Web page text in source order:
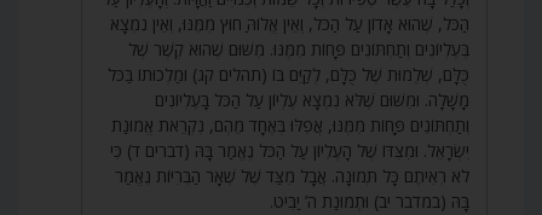
הַכֹּל, שֶׁהוּא אָדוֹן עַל הַכֹּל, וְאֵין אֱלוֹהַּ חוּץ מִמֶּנּוּ, וְאֵין נִמְצָא
בְּעֶלְיוֹנִים וְתַחְתּוֹנִים פָּחוֹת מִמֶּנּוּ. מִשּׁוּם שֶׁהוּא קֶשֶׁר שֶׁל
כֻּלָּם, שְׁלֵמוּת שֶׁל כֻּלָּם, לְקַיֵּם בּוֹ (תהלים קג) וּמַלְכוּתוֹ בַּכֹּל
מָשָׁלָה. וּמִשּׁוּם שֶׁלֹּא נִמְצָא עֶלְיוֹן עַל הַכֹּל בָּעֶלְיוֹנִים
וְתַחְתּוֹנִים פָּחוֹת מִמֶּנּוּ, אֲפִלּוּ בְּאֶחָד מֵהֶם, נִקְרֵאת אֱמוּנַת
יִשְׂרָאֵל. וּמִצִּדּוֹ שֶׁל הָעֶלְיוֹן עַל הַכֹּל נֶאֱמַר בָּהּ (דברים ד) כִּי
לֹא רְאִיתֶם כָּל תְּמוּנָה. אֲבָל מִצַּד שֶׁל שְׁאָר הַבְּרִיּוֹת נֶאֱמַר
בָּהּ (במדבר יב) וּתְמוּנַת ה’ יַבִּיט.